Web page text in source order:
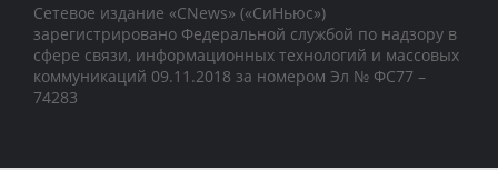
Сетевое издание «CNews» («СиНьюс»)
зарегистрировано Федеральной службой по надзору в
сфере связи, информационных технологий и массовых
коммуникаций 09.11.2018 за номером Эл № ФС77 –
74283